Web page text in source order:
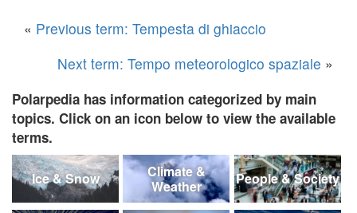
« Previous term: Tempesta di ghiaccio
Next term: Tempo meteorologico spaziale »
Polarpedia has information categorized by main
topics. Click on an icon below to view the available
terms.
Ice & Snow
Climate &
Weather
People & Society